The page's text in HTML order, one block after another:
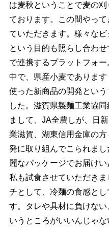
は麦秋ということで麦の
ております。この間やっ
ていただきます。様々な
という目的も照らし合わ
で連携するプラットフォ
中で、県産小麦でありま
使った新商品の開発とい
した。滋賀県製麺工業協
まして、JA全農しが、日
業滋賀、湖東信用金庫の
発に取り組んでこられま
麗なパッケージでお届け
私も試食させていただき
チとして、冷麺の食感と
す。タレや具材に負けな
いうところがいいんじゃ